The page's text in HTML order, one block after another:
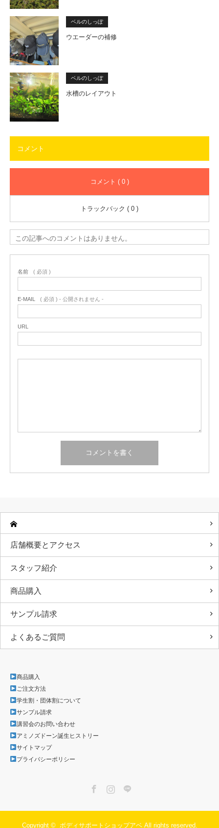
ベルのしっぽ
ウエーダーの補修
ベルのしっぽ
水槽のレイアウト
コメント
コメント ( 0 )
トラックバック ( 0 )
この記事へのコメントはありません。
名前 ( 必須 )
E-MAIL ( 必須 ) - 公開されません -
URL
店舗概要とアクセス
スタッフ紹介
商品購入
サンプル請求
よくあるご質問
商品購入
ご注文方法
学生割・団体割について
サンプル請求
講習会のお問い合わせ
アミノズドーン誕生ヒストリー
サイトマップ
プライバシーポリシー
Copyright © ボディサポートショップアベAll rights reserved.